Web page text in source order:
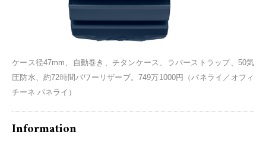
ケース径47mm、自動巻き、チタンケース、ラバーストラップ、50気
圧防水、約72時間パワーリザーブ。749万1000円（パネライ／オフィ
チーネ パネライ）
Information